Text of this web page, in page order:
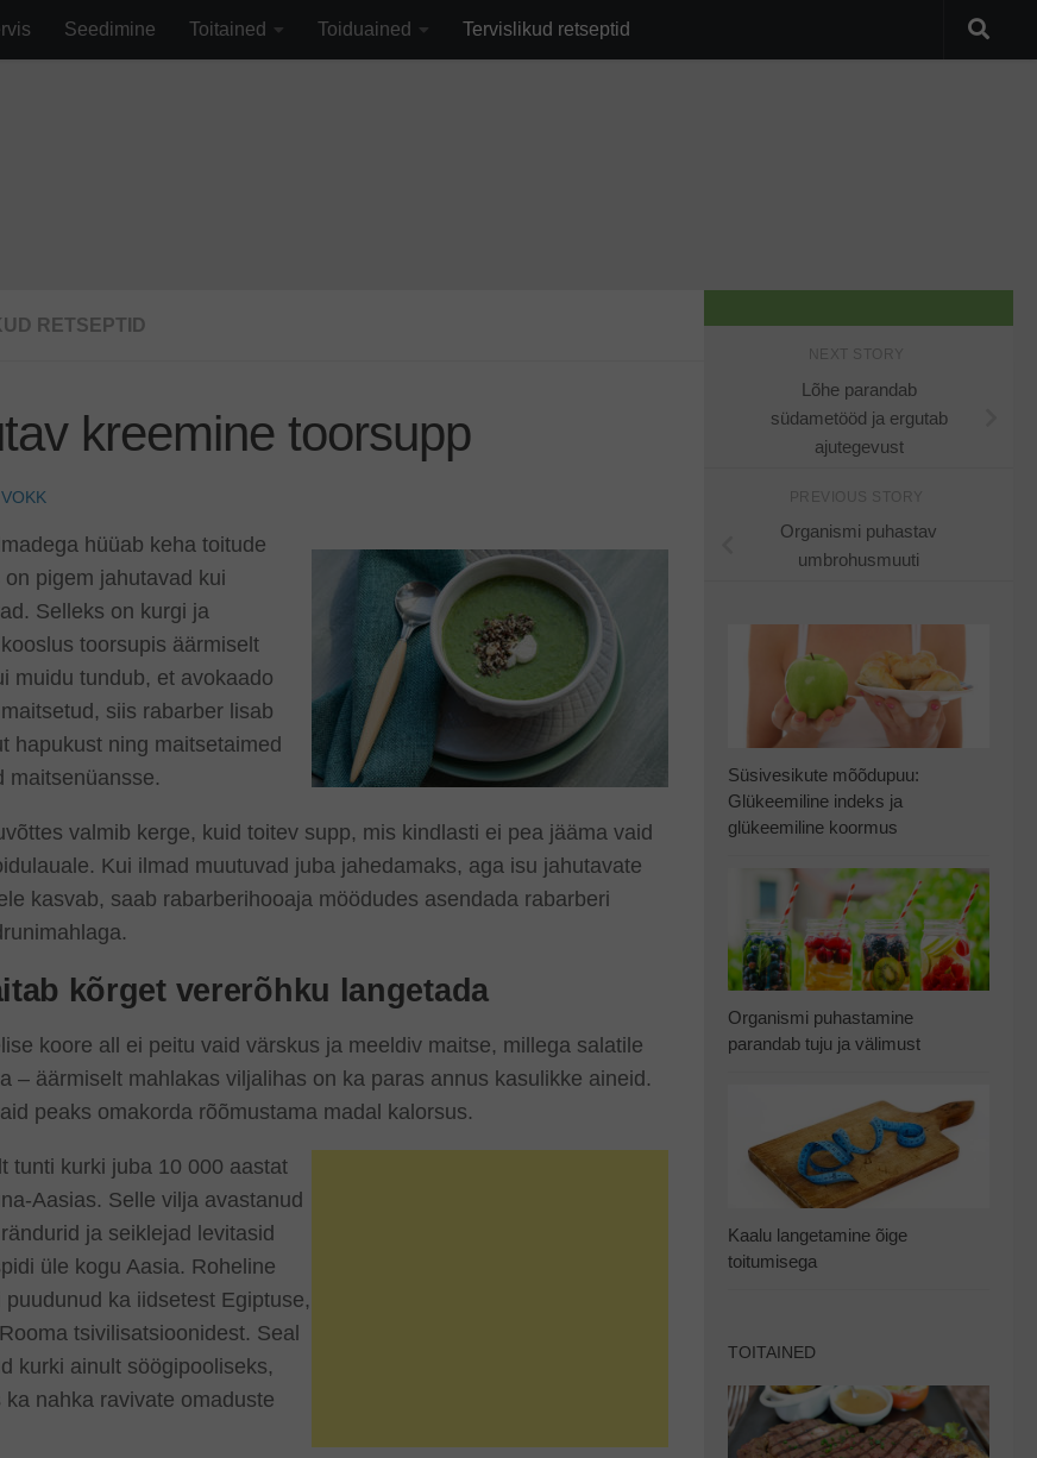
Seedimine Toitained Toiduained Tervislikud retseptid
RETSEPTID
kreemine toorsupp
hüüab keha toitude
on pigem jahutavad kui
Selleks on kurgi ja
toorsupis äärmiselt
muidu tundub, et avokaado
siis rabarber lisab
hapukust ning maitsetaimed
maitsenüansse.
valmib kerge, kuid toitev supp, mis kindlasti ei pea jääma vaid
Kui ilmad muutuvad juba jahedamaks, aga isu jahutavate
kasvab, saab rabarberihooaja möödudes asendada rabarberi
kõrget vererõhku langetada
koore all ei peitu vaid värskus ja meeldiv maitse, millega salatile
– äärmiselt mahlakas viljalihas on ka paras annus kasulikke aineid.
peaks omakorda rõõmustama madal kalorsus.
tunti kurki juba 10 000 aastat
Aasias. Selle vilja avastanud
ja seiklejad levitasid
üle kogu Aasia. Roheline
puudunud ka iidsetest Egiptuse,
tsivilisatsioonidest. Seal
kurki ainult söögipooliseks,
ka nahka ravivate omaduste
NEXT STORY
Lõhe parandab
südametööd ja ergutab
ajutegevust
PREVIOUS STORY
Organismi puhastav
umbrohusmuuti
Süsivesikute mõõdupuu:
Glükeemiline indeks ja
glükeemiline koormus
Organismi puhastamine
parandab tuju ja välimust
Kaalu langetamine õige
toitumisega
TOITAINED